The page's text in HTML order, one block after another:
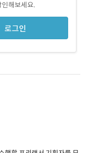
인해보세요.
로그인